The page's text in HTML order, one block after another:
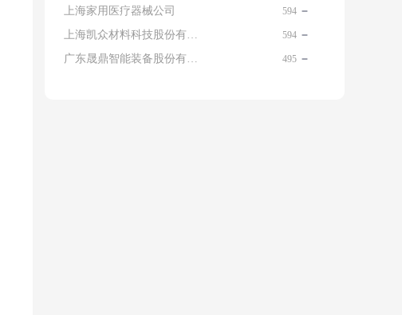
上海家用医疗器械公司 594
上海凯众材料科技股份有限公司招聘电话 594
广东晟鼎智能装备股份有限公司 495